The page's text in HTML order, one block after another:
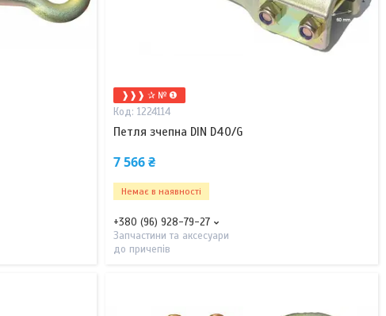
❱❱❱ ✰ № ❶
1224114
Петля зчепна DIN D40/G
7 566 ₴
Немає в наявності
+380 (96) 928-79-27
Запчастини та аксесуари
до причепів